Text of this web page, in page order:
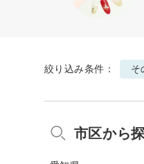
絞り込み条件： そ
市区から